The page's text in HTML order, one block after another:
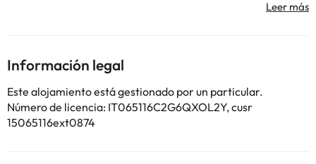
una cocina totalmente equipada con nevera y cafetera, y 2
En Casa vacanze villa Pellegrino se puede usar la barbacoa.
Provincial Pinacotheca of Salerno está a 6,6 km del alojamiento, y
Salerno Cathedral está a 6,7 km. El aeropuerto (Aeropuerto de
Salerno - Costa d'Amalfi) está a 14 km.
En este alojamiento no se pueden celebrar despedidas de soltero
Información legal
Este alojamiento está gestionado por un particular.
Número de licencia: IT065116C2G6QXOL2Y, cusr
15065116ext0874